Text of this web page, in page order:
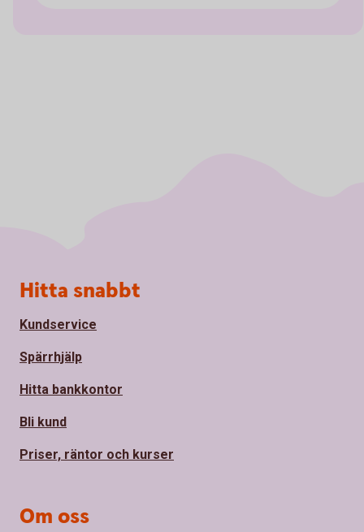
Sidfot
Hitta snabbt
Kundservice
Spärrhjälp
Hitta bankkontor
Bli kund
Priser, räntor och kurser
Om oss